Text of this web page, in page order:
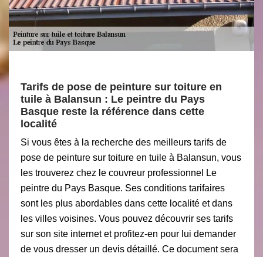
Tarifs de pose de peinture sur toiture en
tuile à Balansun : Le peintre du Pays
Basque reste la référence dans cette
localité
Si vous êtes à la recherche des meilleurs tarifs de
pose de peinture sur toiture en tuile à Balansun, vous
les trouverez chez le couvreur professionnel Le
peintre du Pays Basque. Ses conditions tarifaires
sont les plus abordables dans cette localité et dans
les villes voisines. Vous pouvez découvrir ses tarifs
sur son site internet et profitez-en pour lui demander
de vous dresser un devis détaillé. Ce document sera